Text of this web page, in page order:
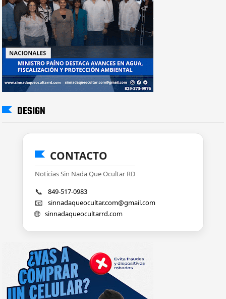
DESIGN
CONTACTO
Noticias Sin Nada Que Ocultar RD
📞 849-517-0983
📧 sinnadaqueocultar.com@gmail.com
🌐 sinnadaqueocultarrd.com